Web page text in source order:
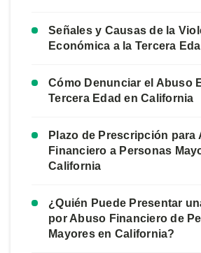
Señales y Causas de la
Económica a la Tercera
Cómo Denunciar el Abuso
Tercera Edad en California
Plazo de Prescripción para
Financiero a Personas
California
¿Quién Puede Presentar
por Abuso Financiero de
Mayores en California?